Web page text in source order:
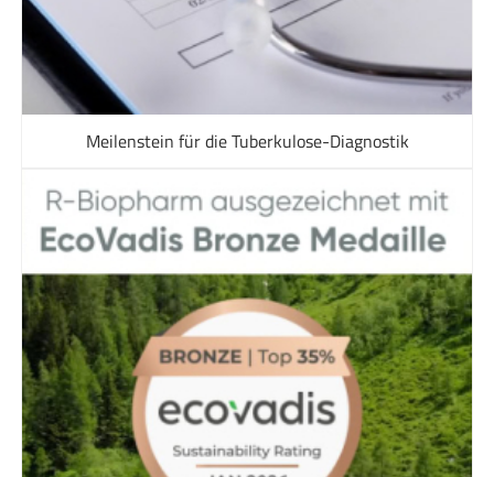
Meilenstein für die Tuberkulose-Diagnostik